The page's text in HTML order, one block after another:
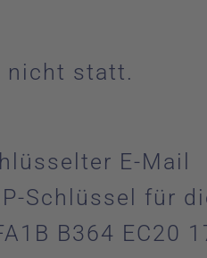
nicht statt.
E-Mail
Schlüssel für
B364 EC20